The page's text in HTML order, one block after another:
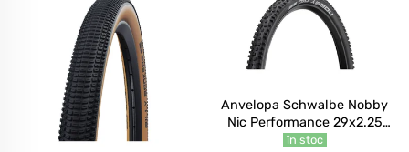
Anvelopa Schwalbe Nobby
Nic Performance 29x2.25
Addix
în stoc